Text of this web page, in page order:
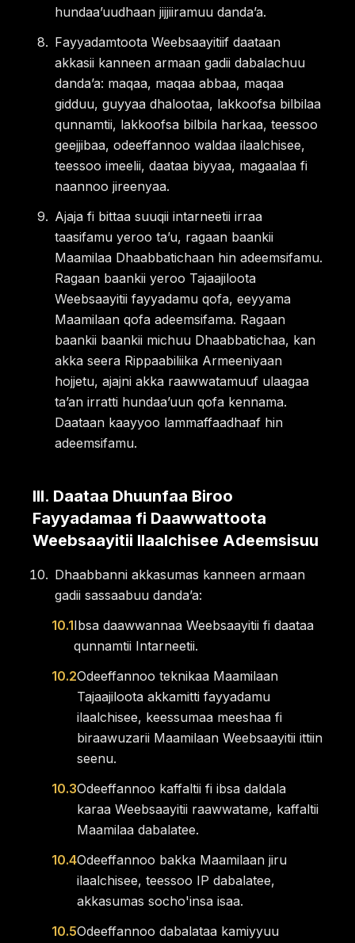
hundaaʼuudhaan jijjiiramuu dandaʼa.
Fayyadamtoota Weebsaayitiif daataan
akkasii kanneen armaan gadii dabalachuu
dandaʼa: maqaa, maqaa abbaa, maqaa
gidduu, guyyaa dhalootaa, lakkoofsa bilbilaa
qunnamtii, lakkoofsa bilbila harkaa, teessoo
geejjibaa, odeeffannoo waldaa ilaalchisee,
teessoo imeelii, daataa biyyaa, magaalaa fi
naannoo jireenyaa.
Ajaja fi bittaa suuqii intarneetii irraa
taasifamu yeroo taʼu, ragaan baankii
Maamilaa Dhaabbatichaan hin adeemsifamu.
Ragaan baankii yeroo Tajaajiloota
Weebsaayitii fayyadamu qofa, eeyyama
Maamilaan qofa adeemsifama. Ragaan
baankii baankii michuu Dhaabbatichaa, kan
akka seera Rippaabiliika Armeeniyaan
hojjetu, ajajni akka raawwatamuuf ulaagaa
taʼan irratti hundaaʼuun qofa kennama.
Daataan kaayyoo lammaffaadhaaf hin
adeemsifamu.
III. Daataa Dhuunfaa Biroo
Fayyadamaa fi Daawwattoota
Weebsaayitii Ilaalchisee Adeemsisuu
Dhaabbanni akkasumas kanneen armaan
gadii sassaabuu dandaʼa:
10.1Ibsa daawwannaa Weebsaayitii fi daataa
qunnamtii Intarneetii.
10.2Odeeffannoo teknikaa Maamilaan
Tajaajiloota akkamitti fayyadamu
ilaalchisee, keessumaa meeshaa fi
biraawuzarii Maamilaan Weebsaayitii ittiin
seenu.
10.3Odeeffannoo kaffaltii fi ibsa daldala
karaa Weebsaayitii raawwatame, kaffaltii
Maamilaa dabalatee.
10.4Odeeffannoo bakka Maamilaan jiru
ilaalchisee, teessoo IP dabalatee,
akkasumas socho'insa isaa.
10.5Odeeffannoo dabalataa kamiyyuu